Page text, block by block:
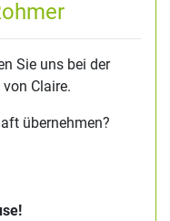
Sie uns bei der
Claire.
übernehmen?